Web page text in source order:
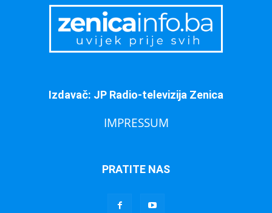
Izdavač: JP Radio-televizija Zenica
IMPRESSUM
PRATITE NAS